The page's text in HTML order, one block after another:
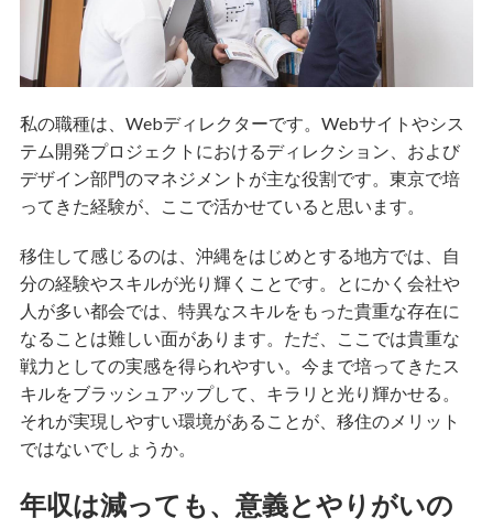
私の職種は、Webディレクターです。Webサイトやシス
テム開発プロジェクトにおけるディレクション、および
デザイン部門のマネジメントが主な役割です。東京で培
ってきた経験が、ここで活かせていると思います。
移住して感じるのは、沖縄をはじめとする地方では、自
分の経験やスキルが光り輝くことです。とにかく会社や
人が多い都会では、特異なスキルをもった貴重な存在に
なることは難しい面があります。ただ、ここでは貴重な
戦力としての実感を得られやすい。今まで培ってきたス
キルをブラッシュアップして、キラリと光り輝かせる。
それが実現しやすい環境があることが、移住のメリット
ではないでしょうか。
年収は減っても、意義とやりがいの